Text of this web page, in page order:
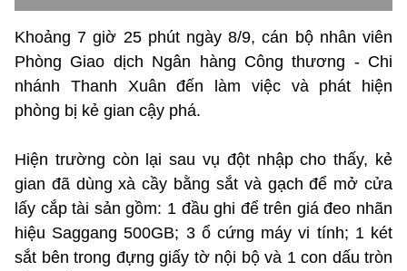
Khoảng 7 giờ 25 phút ngày 8/9, cán bộ nhân viên
Phòng Giao dịch Ngân hàng Công thương - Chi
nhánh Thanh Xuân đến làm việc và phát hiện
phòng bị kẻ gian cậy phá.
Hiện trường còn lại sau vụ đột nhập cho thấy, kẻ
gian đã dùng xà cầy bằng sắt và gạch để mở cửa
lấy cắp tài sản gồm: 1 đầu ghi để trên giá đeo nhãn
hiệu Saggang 500GB; 3 ổ cứng máy vi tính; 1 két
sắt bên trong đựng giấy tờ nội bộ và 1 con dấu tròn